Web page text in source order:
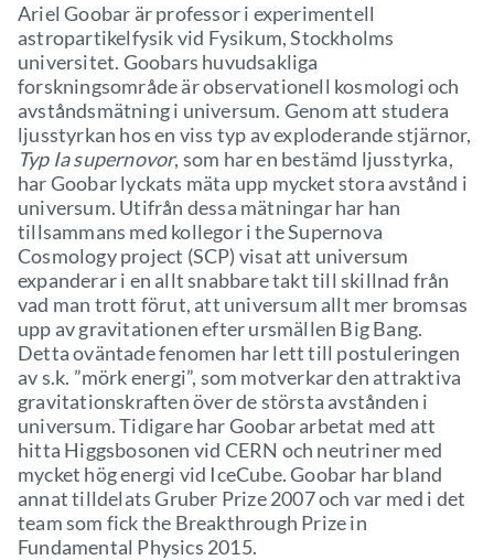
Ariel Goobar är professor i experimentell
astropartikelfysik vid Fysikum, Stockholms
universitet. Goobars huvudsakliga
forskningsområde är observationell kosmologi och
avståndsmätning i universum. Genom att studera
ljusstyrkan hos en viss typ av exploderande stjärnor,
Typ Ia supernovor, som har en bestämd ljusstyrka,
har Goobar lyckats mäta upp mycket stora avstånd i
universum. Utifrån dessa mätningar har han
tillsammans med kollegor i the Supernova
Cosmology project (SCP) visat att universum
expanderar i en allt snabbare takt till skillnad från
vad man trott förut, att universum allt mer bromsas
upp av gravitationen efter ursmällen Big Bang.
Detta oväntade fenomen har lett till postuleringen
av s.k. ”mörk energi”, som motverkar den attraktiva
gravitationskraften över de största avstånden i
universum. Tidigare har Goobar arbetat med att
hitta Higgsbosonen vid CERN och neutriner med
mycket hög energi vid IceCube. Goobar har bland
annat tilldelats Gruber Prize 2007 och var med i det
team som fick the Breakthrough Prize in
Fundamental Physics 2015.